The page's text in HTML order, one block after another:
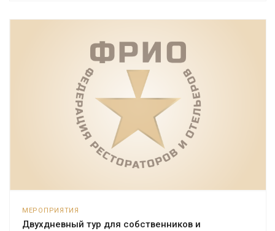
МЕРОПРИЯТИЯ
Двухдневный тур для собственников и